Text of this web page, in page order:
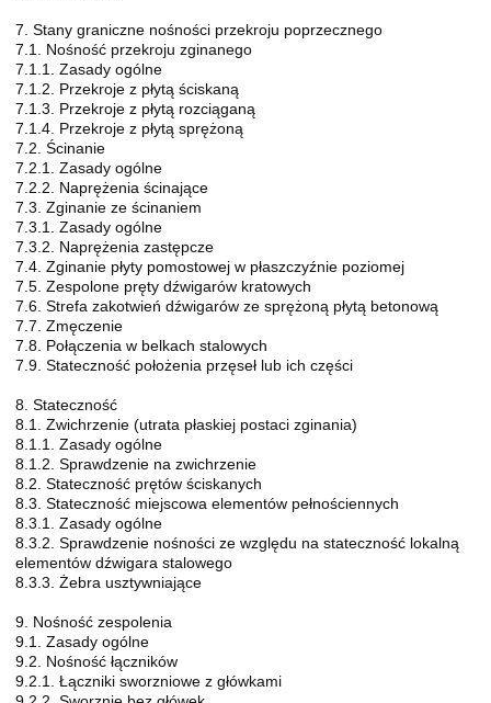
7. Stany graniczne nośności przekroju poprzecznego
7.1. Nośność przekroju zginanego
7.1.1. Zasady ogólne
7.1.2. Przekroje z płytą ściskaną
7.1.3. Przekroje z płytą rozciąganą
7.1.4. Przekroje z płytą sprężoną
7.2. Ścinanie
7.2.1. Zasady ogólne
7.2.2. Naprężenia ścinające
7.3. Zginanie ze ścinaniem
7.3.1. Zasady ogólne
7.3.2. Naprężenia zastępcze
7.4. Zginanie płyty pomostowej w płaszczyźnie poziomej
7.5. Zespolone pręty dźwigarów kratowych
7.6. Strefa zakotwień dźwigarów ze sprężoną płytą betonową
7.7. Zmęczenie
7.8. Połączenia w belkach stalowych
7.9. Stateczność położenia przęseł lub ich części
8. Stateczność
8.1. Zwichrzenie (utrata płaskiej postaci zginania)
8.1.1. Zasady ogólne
8.1.2. Sprawdzenie na zwichrzenie
8.2. Stateczność prętów ściskanych
8.3. Stateczność miejscowa elementów pełnościennych
8.3.1. Zasady ogólne
8.3.2. Sprawdzenie nośności ze względu na stateczność lokalną
elementów dźwigara stalowego
8.3.3. Żebra usztywniające
9. Nośność zespolenia
9.1. Zasady ogólne
9.2. Nośność łączników
9.2.1. Łączniki sworzniowe z główkami